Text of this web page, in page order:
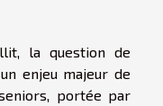
la question de
enjeu majeur de
portée par